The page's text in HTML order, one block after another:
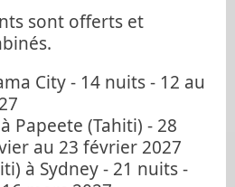
sont offerts et
City - 14 nuits - 12 au
Papeete (Tahiti) - 28
au 23 février 2027
à Sydney - 21 nuits -